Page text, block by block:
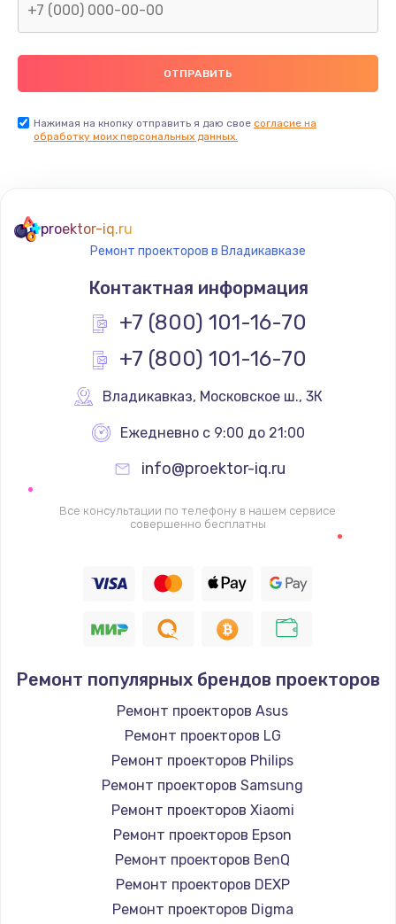
Нажимая на кнопку отправить я даю свое согласие на
обработку моих персональных данных.
proektor-iq.ru
Ремонт проекторов в Владикавказе
Контактная информация
+7 (800) 101-16-70
+7 (800) 101-16-70
Владикавказ, Московское ш., 3К
Ежедневно с 9:00 до 21:00
info@proektor-iq.ru
Все консультации по телефону в нашем сервисе
совершенно бесплатны
Ремонт популярных брендов проекторов
Ремонт проекторов Asus
Ремонт проекторов LG
Ремонт проекторов Philips
Ремонт проекторов Samsung
Ремонт проекторов Xiaomi
Ремонт проекторов Epson
Ремонт проекторов BenQ
Ремонт проекторов DEXP
Ремонт проекторов Digma